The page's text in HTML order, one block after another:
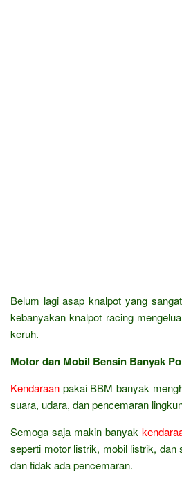
Belum lagi asap knalpot yang
kebanyakan knalpot racing
keruh.
Motor dan Mobil Bensin Banyak
Kendaraan pakai BBM banyak
suara, udara, dan pencemaran
Semoga saja makin banyak
seperti motor listrik, mobil listrik, dan
dan tidak ada pencemaran.